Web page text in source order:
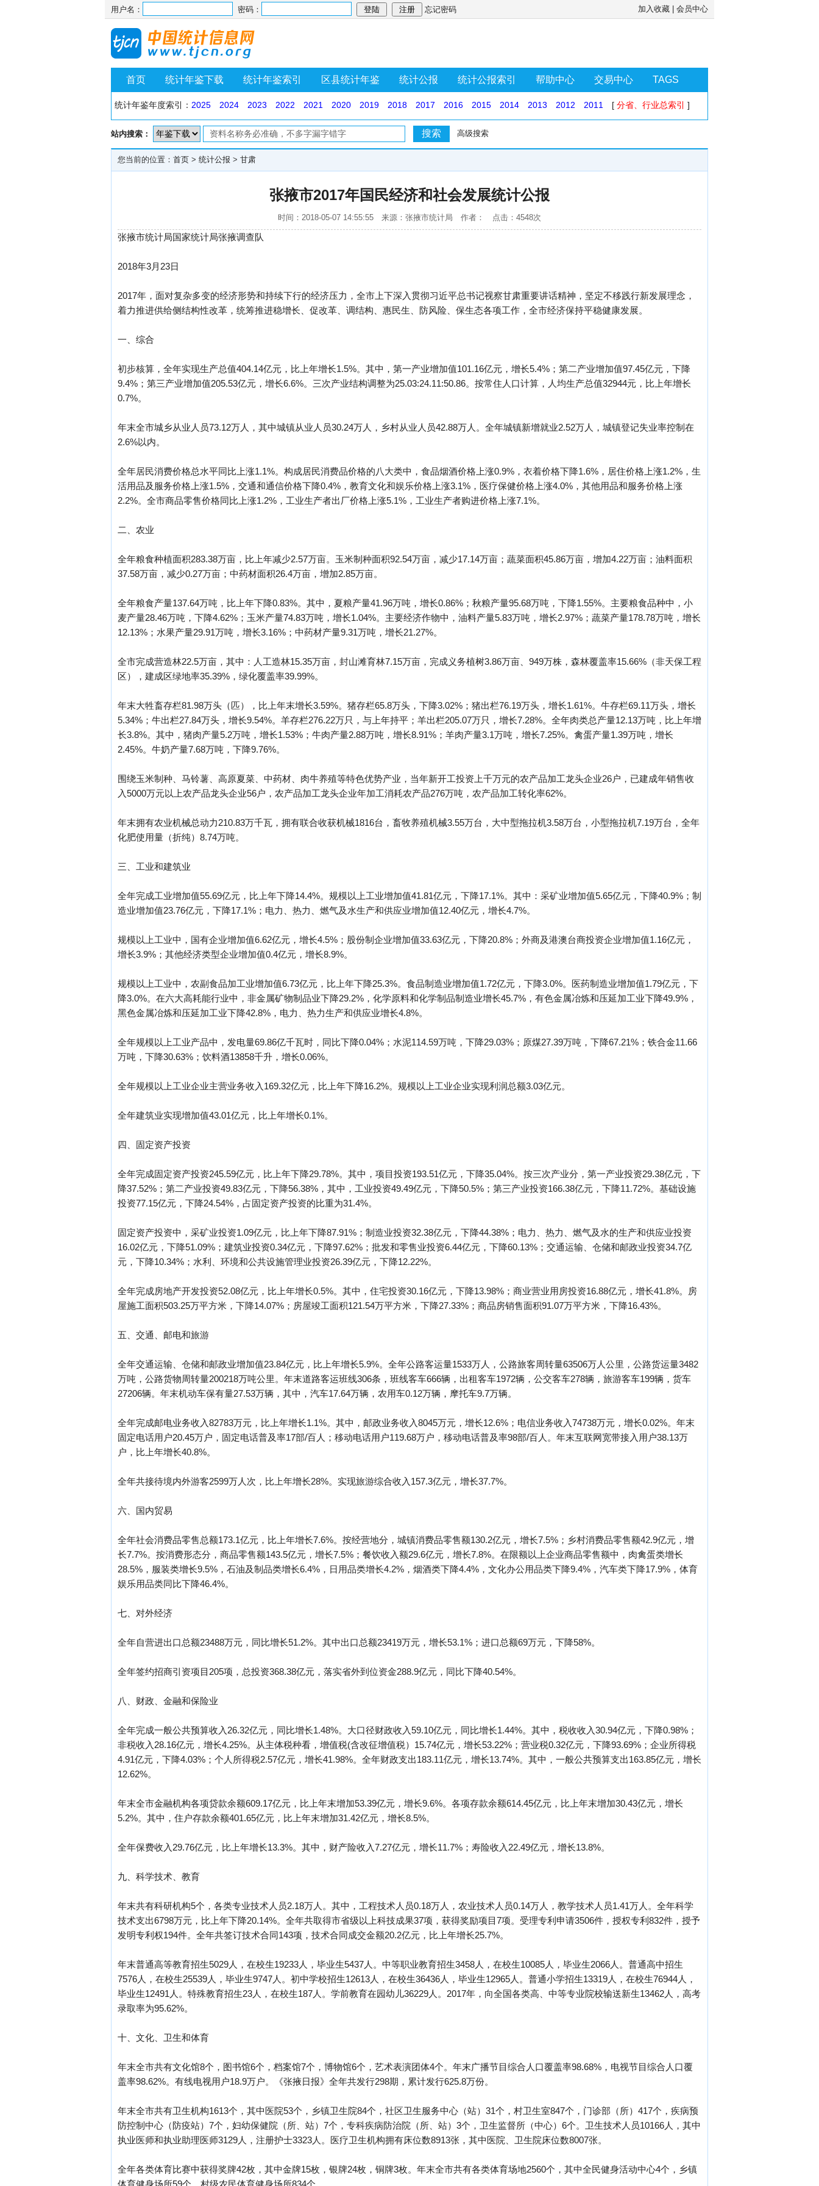
用户名： 密码： 忘记密码 加入收藏 会员中心
首页 统计年鉴下载 统计年鉴索引 区县统计年鉴 统计公报 统计公报索引 帮助中心 交易中心 TAGS
统计年鉴年度索引： 2025 2024 2023 2022 2021 2020 2019 2018 2017 2016 2015 2014 2013 2012 2011 [ 分省、行业总索引 ]
站内搜索： 高级搜索
您当前的位置： 首页 > 统计公报 > 甘肃
张掖市2017年国民经济和社会发展统计公报
时间：2018-05-07 14:55:55 来源：张掖市统计局 作者： 点击：4548次
张掖市统计局国家统计局张掖调查队
2018年3月23日
2017年，面对复杂多变的经济形势和持续下行的经济压力，全市上下深入贯彻习近平总书记视察甘肃重要讲话精神，坚定不移践行新发展理念，
着力推进供给侧结构性改革，统筹推进稳增长、促改革、调结构、惠民生、防风险、保生态各项工作，全市经济保持平稳健康发展。
一、综合
初步核算，全年实现生产总值404.14亿元，比上年增长1.5%。其中，第一产业增加值101.16亿元，增长5.4%；第二产业增加值97.45亿元，下降
9.4%；第三产业增加值205.53亿元，增长6.6%。三次产业结构调整为25.03:24.11:50.86。按常住人口计算，人均生产总值32944元，比上年增长
0.7%。
年末全市城乡从业人员73.12万人，其中城镇从业人员30.24万人，乡村从业人员42.88万人。全年城镇新增就业2.52万人，城镇登记失业率控制在
2.6%以内。
全年居民消费价格总水平同比上涨1.1%。构成居民消费品价格的八大类中，食品烟酒价格上涨0.9%，衣着价格下降1.6%，居住价格上涨1.2%，生
活用品及服务价格上涨1.5%，交通和通信价格下降0.4%，教育文化和娱乐价格上涨3.1%，医疗保健价格上涨4.0%，其他用品和服务价格上涨
2.2%。全市商品零售价格同比上涨1.2%，工业生产者出厂价格上涨5.1%，工业生产者购进价格上涨7.1%。
二、农业
全年粮食种植面积283.38万亩，比上年减少2.57万亩。玉米制种面积92.54万亩，减少17.14万亩；蔬菜面积45.86万亩，增加4.22万亩；油料面积
37.58万亩，减少0.27万亩；中药材面积26.4万亩，增加2.85万亩。
全年粮食产量137.64万吨，比上年下降0.83%。其中，夏粮产量41.96万吨，增长0.86%；秋粮产量95.68万吨，下降1.55%。主要粮食品种中，小
麦产量28.46万吨，下降4.62%；玉米产量74.83万吨，增长1.04%。主要经济作物中，油料产量5.83万吨，增长2.97%；蔬菜产量178.78万吨，增长
12.13%；水果产量29.91万吨，增长3.16%；中药材产量9.31万吨，增长21.27%。
全市完成营造林22.5万亩，其中：人工造林15.35万亩，封山滩育林7.15万亩，完成义务植树3.86万亩、949万株，森林覆盖率15.66%（非天保工程
区），建成区绿地率35.39%，绿化覆盖率39.99%。
年末大牲畜存栏81.98万头（匹），比上年末增长3.59%。猪存栏65.8万头，下降3.02%；猪出栏76.19万头，增长1.61%。牛存栏69.11万头，增长
5.34%；牛出栏27.84万头，增长9.54%。羊存栏276.22万只，与上年持平；羊出栏205.07万只，增长7.28%。全年肉类总产量12.13万吨，比上年增
长3.8%。其中，猪肉产量5.2万吨，增长1.53%；牛肉产量2.88万吨，增长8.91%；羊肉产量3.1万吨，增长7.25%。禽蛋产量1.39万吨，增长
2.45%。牛奶产量7.68万吨，下降9.76%。
围绕玉米制种、马铃薯、高原夏菜、中药材、肉牛养殖等特色优势产业，当年新开工投资上千万元的农产品加工龙头企业26户，已建成年销售收
入5000万元以上农产品龙头企业56户，农产品加工龙头企业年加工消耗农产品276万吨，农产品加工转化率62%。
年末拥有农业机械总动力210.83万千瓦，拥有联合收获机械1816台，畜牧养殖机械3.55万台，大中型拖拉机3.58万台，小型拖拉机7.19万台，全年
化肥使用量（折纯）8.74万吨。
三、工业和建筑业
全年完成工业增加值55.69亿元，比上年下降14.4%。规模以上工业增加值41.81亿元，下降17.1%。其中：采矿业增加值5.65亿元，下降40.9%；制
造业增加值23.76亿元，下降17.1%；电力、热力、燃气及水生产和供应业增加值12.40亿元，增长4.7%。
规模以上工业中，国有企业增加值6.62亿元，增长4.5%；股份制企业增加值33.63亿元，下降20.8%；外商及港澳台商投资企业增加值1.16亿元，
增长3.9%；其他经济类型企业增加值0.4亿元，增长8.9%。
规模以上工业中，农副食品加工业增加值6.73亿元，比上年下降25.3%。食品制造业增加值1.72亿元，下降3.0%。医药制造业增加值1.79亿元，下
降3.0%。在六大高耗能行业中，非金属矿物制品业下降29.2%，化学原料和化学制品制造业增长45.7%，有色金属冶炼和压延加工业下降49.9%，
黑色金属冶炼和压延加工业下降42.8%，电力、热力生产和供应业增长4.8%。
全年规模以上工业产品中，发电量69.86亿千瓦时，同比下降0.04%；水泥114.59万吨，下降29.03%；原煤27.39万吨，下降67.21%；铁合金11.66
万吨，下降30.63%；饮料酒13858千升，增长0.06%。
全年规模以上工业企业主营业务收入169.32亿元，比上年下降16.2%。规模以上工业企业实现利润总额3.03亿元。
全年建筑业实现增加值43.01亿元，比上年增长0.1%。
四、固定资产投资
全年完成固定资产投资245.59亿元，比上年下降29.78%。其中，项目投资193.51亿元，下降35.04%。按三次产业分，第一产业投资29.38亿元，下
降37.52%；第二产业投资49.83亿元，下降56.38%，其中，工业投资49.49亿元，下降50.5%；第三产业投资166.38亿元，下降11.72%。基础设施
投资77.15亿元，下降24.54%，占固定资产投资的比重为31.4%。
固定资产投资中，采矿业投资1.09亿元，比上年下降87.91%；制造业投资32.38亿元，下降44.38%；电力、热力、燃气及水的生产和供应业投资
16.02亿元，下降51.09%；建筑业投资0.34亿元，下降97.62%；批发和零售业投资6.44亿元，下降60.13%；交通运输、仓储和邮政业投资34.7亿
元，下降10.34%；水利、环境和公共设施管理业投资26.39亿元，下降12.22%。
全年完成房地产开发投资52.08亿元，比上年增长0.5%。其中，住宅投资30.16亿元，下降13.98%；商业营业用房投资16.88亿元，增长41.8%。房
屋施工面积503.25万平方米，下降14.07%；房屋竣工面积121.54万平方米，下降27.33%；商品房销售面积91.07万平方米，下降16.43%。
五、交通、邮电和旅游
全年交通运输、仓储和邮政业增加值23.84亿元，比上年增长5.9%。全年公路客运量1533万人，公路旅客周转量63506万人公里，公路货运量3482
万吨，公路货物周转量200218万吨公里。年末道路客运班线306条，班线客车666辆，出租客车1972辆，公交客车278辆，旅游客车199辆，货车
27206辆。年末机动车保有量27.53万辆，其中，汽车17.64万辆，农用车0.12万辆，摩托车9.7万辆。
全年完成邮电业务收入82783万元，比上年增长1.1%。其中，邮政业务收入8045万元，增长12.6%；电信业务收入74738万元，增长0.02%。年末
固定电话用户20.45万户，固定电话普及率17部/百人；移动电话用户119.68万户，移动电话普及率98部/百人。年末互联网宽带接入用户38.13万
户，比上年增长40.8%。
全年共接待境内外游客2599万人次，比上年增长28%。实现旅游综合收入157.3亿元，增长37.7%。
六、国内贸易
全年社会消费品零售总额173.1亿元，比上年增长7.6%。按经营地分，城镇消费品零售额130.2亿元，增长7.5%；乡村消费品零售额42.9亿元，增
长7.7%。按消费形态分，商品零售额143.5亿元，增长7.5%；餐饮收入额29.6亿元，增长7.8%。在限额以上企业商品零售额中，肉禽蛋类增长
28.5%，服装类增长9.5%，石油及制品类增长6.4%，日用品类增长4.2%，烟酒类下降4.4%，文化办公用品类下降9.4%，汽车类下降17.9%，体育
娱乐用品类同比下降46.4%。
七、对外经济
全年自营进出口总额23488万元，同比增长51.2%。其中出口总额23419万元，增长53.1%；进口总额69万元，下降58%。
全年签约招商引资项目205项，总投资368.38亿元，落实省外到位资金288.9亿元，同比下降40.54%。
八、财政、金融和保险业
全年完成一般公共预算收入26.32亿元，同比增长1.48%。大口径财政收入59.10亿元，同比增长1.44%。其中，税收收入30.94亿元，下降0.98%；
非税收入28.16亿元，增长4.25%。从主体税种看，增值税(含改征增值税）15.74亿元，增长53.22%；营业税0.32亿元，下降93.69%；企业所得税
4.91亿元，下降4.03%；个人所得税2.57亿元，增长41.98%。全年财政支出183.11亿元，增长13.74%。其中，一般公共预算支出163.85亿元，增长
12.62%。
年末全市金融机构各项贷款余额609.17亿元，比上年末增加53.39亿元，增长9.6%。各项存款余额614.45亿元，比上年末增加30.43亿元，增长
5.2%。其中，住户存款余额401.65亿元，比上年末增加31.42亿元，增长8.5%。
全年保费收入29.76亿元，比上年增长13.3%。其中，财产险收入7.27亿元，增长11.7%；寿险收入22.49亿元，增长13.8%。
九、科学技术、教育
年末共有科研机构5个，各类专业技术人员2.18万人。其中，工程技术人员0.18万人，农业技术人员0.14万人，教学技术人员1.41万人。全年科学
技术支出6798万元，比上年下降20.14%。全年共取得市省级以上科技成果37项，获得奖励项目7项。受理专利申请3506件，授权专利832件，授予
发明专利权194件。全年共签订技术合同143项，技术合同成交金额20.2亿元，比上年增长25.7%。
年末普通高等教育招生5029人，在校生19233人，毕业生5437人。中等职业教育招生3458人，在校生10085人，毕业生2066人。普通高中招生
7576人，在校生25539人，毕业生9747人。初中学校招生12613人，在校生36436人，毕业生12965人。普通小学招生13319人，在校生76944人，
毕业生12491人。特殊教育招生23人，在校生187人。学前教育在园幼儿36229人。2017年，向全国各类高、中等专业院校输送新生13462人，高考
录取率为95.62%。
十、文化、卫生和体育
年末全市共有文化馆8个，图书馆6个，档案馆7个，博物馆6个，艺术表演团体4个。年末广播节目综合人口覆盖率98.68%，电视节目综合人口覆
盖率98.62%。有线电视用户18.9万户。《张掖日报》全年共发行298期，累计发行625.8万份。
年末全市共有卫生机构1613个，其中医院53个，乡镇卫生院84个，社区卫生服务中心（站）31个，村卫生室847个，门诊部（所）417个，疾病预
防控制中心（防疫站）7个，妇幼保健院（所、站）7个，专科疾病防治院（所、站）3个，卫生监督所（中心）6个。卫生技术人员10166人，其中
执业医师和执业助理医师3129人，注册护士3323人。医疗卫生机构拥有床位数8913张，其中医院、卫生院床位数8007张。
全年各类体育比赛中获得奖牌42枚，其中金牌15枚，银牌24枚，铜牌3枚。年末全市共有各类体育场地2560个，其中全民健身活动中心4个，乡镇
体育健身场所59个，村级农民体育健身场所834个。